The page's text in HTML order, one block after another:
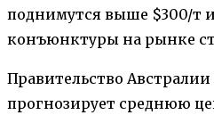
поднимутся выше $300/т
конъюнктуры на рынке
Правительство Австралии
прогнозирует среднюю